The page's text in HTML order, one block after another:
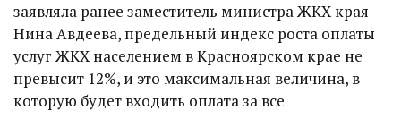
заявляла ранее заместитель министра ЖКХ края
Нина Авдеева, предельный индекс роста оплаты
услуг ЖКХ населением в Красноярском крае не
превысит 12%, и это максимальная величина, в
которую будет входить оплата за все